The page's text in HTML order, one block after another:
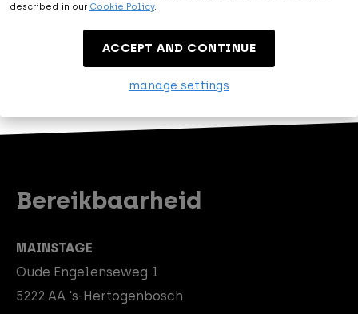
described in our Cookie Policy.
ACCEPT AND CONTINUE
manage settings
Bereikbaarheid
MAINSTAGE
Oude Engelenseweg 1
5222 AA 's-Hertogenbosch